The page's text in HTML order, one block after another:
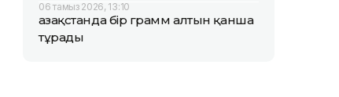
06 тамыз 2026, 13:10
Қазақстанда бір грамм алтын қанша
тұрады